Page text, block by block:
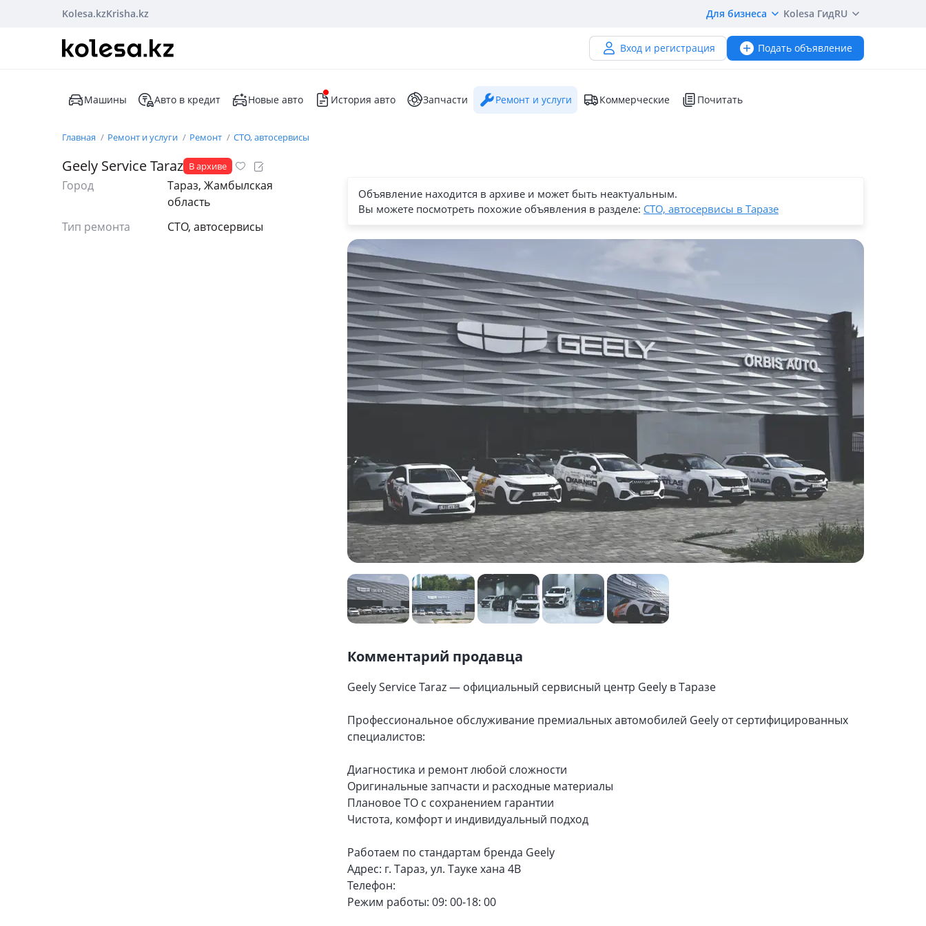
Kolesa.kzKrisha.kz Для бизнеса Kolesa ГидRU
Вход и регистрация Подать объявление
Машины Авто в кредит Новые авто История авто Запчасти Ремонт и услуги Коммерческие Почитать
Главная Ремонт и услуги Ремонт СТО, автосервисы
Geely Service Taraz В архиве
Город
Тараз, Жамбылская
область
Тип ремонта
СТО, автосервисы
Объявление находится в архиве и может быть неактуальным.
Вы можете посмотреть похожие объявления в разделе: СТО, автосервисы в Таразе
Комментарий продавца
Geely Service Taraz — официальный сервисный центр Geely в Таразе
Профессиональное обслуживание премиальных автомобилей Geely от сертифицированных
специалистов:
Диагностика и ремонт любой сложности
Оригинальные запчасти и расходные материалы
Плановое ТО с сохранением гарантии
Чистота, комфорт и индивидуальный подход
Работаем по стандартам бренда Geely
Адрес: г. Тараз, ул. Тауке хана 4В
Телефон:
Режим работы: 09: 00-18: 00